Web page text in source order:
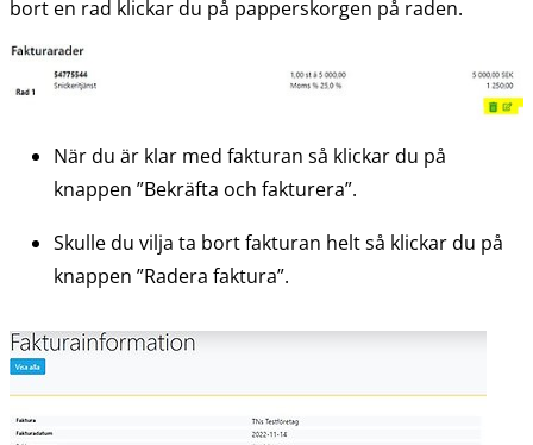
bort en rad klickar du på papperskorgen på raden.
När du är klar med fakturan så klickar du på
knappen ”Bekräfta och fakturera”.
Skulle du vilja ta bort fakturan helt så klickar du på
knappen ”Radera faktura”.